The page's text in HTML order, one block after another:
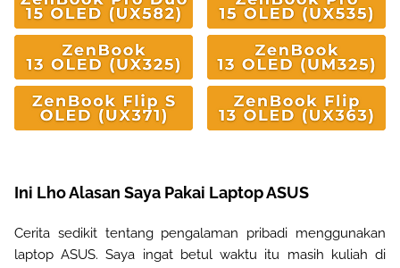
Ini Lho Alasan Saya Pakai Laptop ASUS
Cerita sedikit tentang pengalaman pribadi menggunakan
laptop ASUS. Saya ingat betul waktu itu masih kuliah di